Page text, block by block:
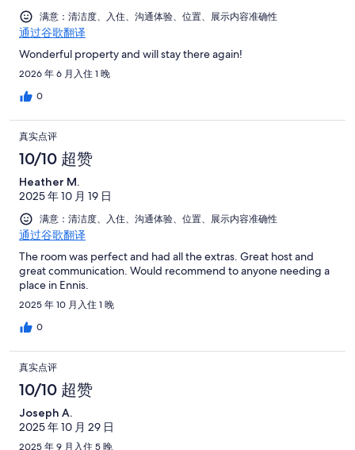
满意：清洁度、入住、沟通体验、位置、展示内容准确性
通过谷歌翻译
Wonderful property and will stay there again!
2026 年 6 月入住 1 晚
0
真实点评
10/10 超赞
Heather M.
2025 年 10 月 19 日
满意：清洁度、入住、沟通体验、位置、展示内容准确性
通过谷歌翻译
The room was perfect and had all the extras. Great host and
great communication. Would recommend to anyone needing a
place in Ennis.
2025 年 10 月入住 1 晚
0
真实点评
10/10 超赞
Joseph A.
2025 年 10 月 29 日
2025 年 9 月入住 5 晚